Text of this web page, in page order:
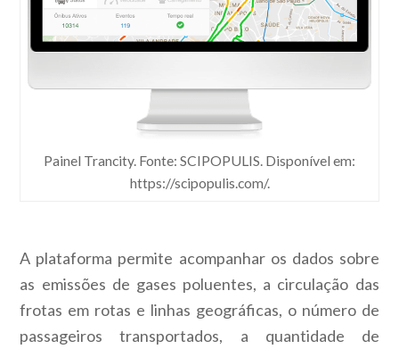
Painel Trancity. Fonte: SCIPOPULIS. Disponível em:
https://scipopulis.com/.
A plataforma permite acompanhar os dados sobre
as emissões de gases poluentes, a circulação das
frotas em rotas e linhas geográficas, o número de
passageiros transportados, a quantidade de